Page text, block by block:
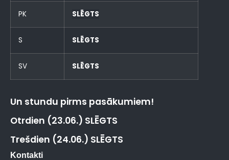
PK SLĒGTS
S SLĒGTS
SV SLĒGTS
Un stundu pirms pasākumiem!
Otrdien (23.06.) SLĒGTS
Trešdien (24.06.) SLĒGTS
Kontakti